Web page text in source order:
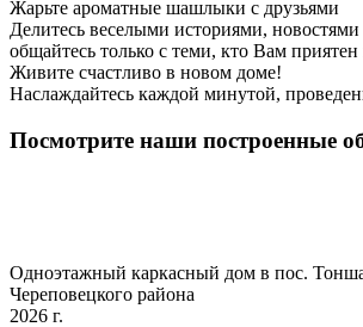
Жарьте ароматные шашлыки с друзьями
Делитесь веселыми историями,
общайтесь только с теми, кто Вам приятен
Живите счастливо в новом доме!
Наслаждайтесь каждой минутой,
Посмотрите наши построенные
Одноэтажный каркасный дом в пос.
Череповецкого района
2026 г.